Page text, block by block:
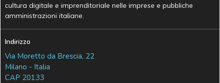
cultura digitale e imprenditoriale nelle imprese e pubbliche
amministrazioni italiane.
Indirizzo
Via Moretto da Brescia, 22
Milano - Italia
CAP 20133